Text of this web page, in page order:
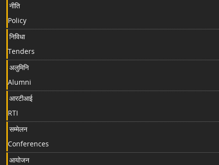
नीति
Policy
निविधा
Tenders
अलुमिनि
Alumni
आरटीआई
RTI
सम्मेलन
Conferences
आयोजन